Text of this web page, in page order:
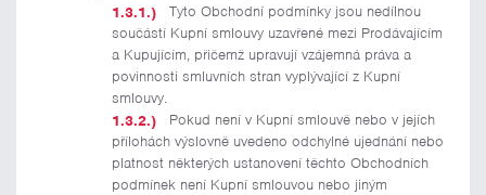
Tyto Obchodní podmínky jsou nedílnou
součástí Kupní smlouvy uzavřené mezi Prodávajícím
a Kupujícím, přičemž upravují vzájemná práva a
povinnosti smluvních stran vyplývající z Kupní
smlouvy.
Pokud není v Kupní smlouvě nebo v jejích
přílohách výslovně uvedeno odchylné ujednání nebo
platnost některých ustanovení těchto Obchodních
podmínek není Kupní smlouvou nebo jiným